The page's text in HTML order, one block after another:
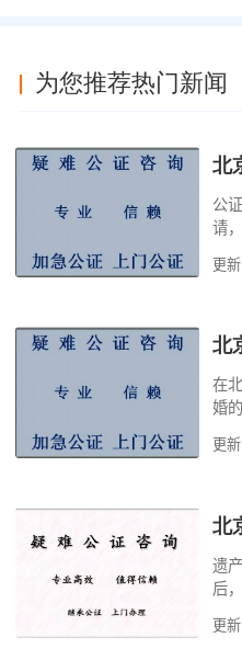
为您推荐热门新闻
北
公
请
高
很
家
道
要
更
北
在
婚
式
但
料
京
有
更
北
遗
后
的
更